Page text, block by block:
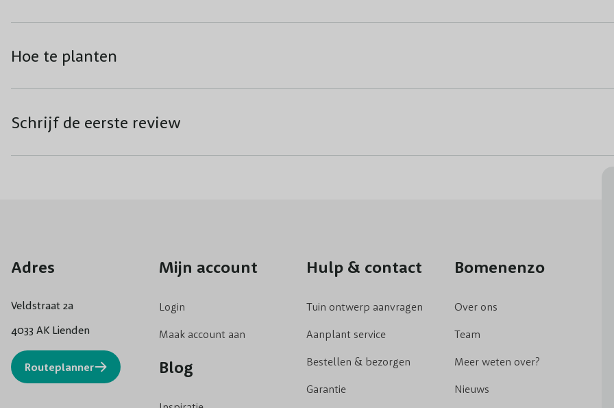
Hoe te planten
Schrijf de eerste review
Adres
Veldstraat 2a
4033 AK Lienden
Routeplanner
Mijn account
Login
Maak account aan
Blog
Hulp & contact
Tuin ontwerp aanvragen
Aanplant service
Bestellen & bezorgen
Garantie
Bomenenzo
Over ons
Team
Meer weten over?
Nieuws